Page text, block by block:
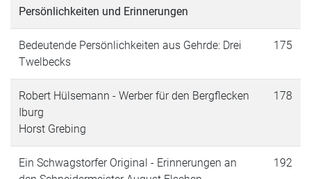
Persönlichkeiten und Erinnerungen
Bedeutende Persönlichkeiten aus Gehrde: Drei
Twelbecks
175
Robert Hülsemann - Werber für den Bergflecken
Iburg
Horst Grebing
178
Ein Schwagstorfer Original - Erinnerungen an
192